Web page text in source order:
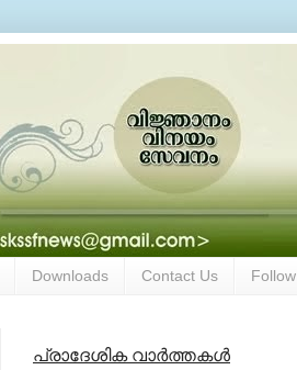
Downloads Contact Us
പ്രാദേശിക വാര്‍ത്തകള്‍